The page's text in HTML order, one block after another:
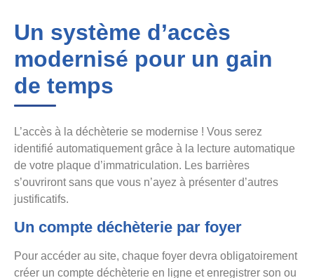
Un système d’accès
modernisé pour un gain
de temps
L’accès à la déchèterie se modernise ! Vous serez
identifié automatiquement grâce à la lecture automatique
de votre plaque d’immatriculation. Les barrières
s’ouvriront sans que vous n’ayez à présenter d’autres
justificatifs.
Un compte déchèterie par foyer
Pour accéder au site, chaque foyer devra obligatoirement
créer un compte déchèterie en ligne et enregistrer son ou